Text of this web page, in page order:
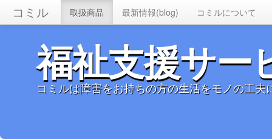
コミル 取扱商品 最新情報(blog) コミルについて
福祉支援サ
コミルは障害をお持ちの方の生活をモノの工